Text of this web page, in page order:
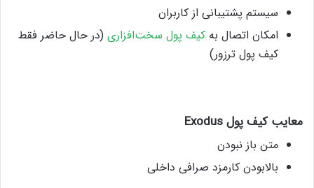
سیستم پشتیبانی از کاربران
امکان اتصال به کیف پول سخت‌افزاری (در حال حاضر فقط
کیف پول ترزور)
معایب کیف پولExodus
متن باز نبودن
بالابودن کارمزد صرافی داخلی